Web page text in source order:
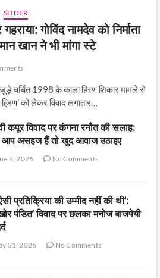
SLIDER
गोविंद नामदेव को निर्माता
खान ने भी मांगा स्टे
चर्चित 1998 के काला हिरण शिकार मामले से
हिरण’ को लेकर विवाद लगातार…
कपूर विवाद पर कंगना रनौत की सलाह:
असहज हैं तो खुद आवाज उठाइए
9, 2026 No Comments
प्रतिक्रिया की उम्मीद नहीं की थी’:
पंडित’ विवाद पर छलका मनोज बाजपेयी
31, 2026 No Comments